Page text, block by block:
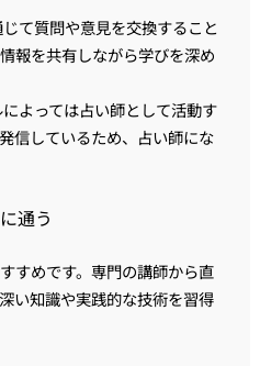
て質問や意見を交換すること
報を共有しながら学びを深め
よっては占い師として活動す
信しているため、占い師にな
通う
すめです。専門の講師から直
い知識や実践的な技術を習得